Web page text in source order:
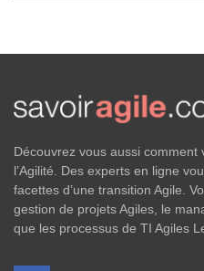
Découvrez vous aussi
l’Agilité. Des experts en ligne
facettes d’une transition Agile.
gestion de projets Agiles, le
que les processus de TI Agiles